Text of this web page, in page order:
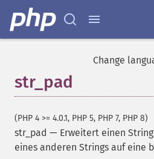
Change
str_pad
(PHP 4 >= 4.0.1, PHP 5, PHP 7, PHP 8)
str_pad — Erweitert einen
eines anderen Strings auf eine